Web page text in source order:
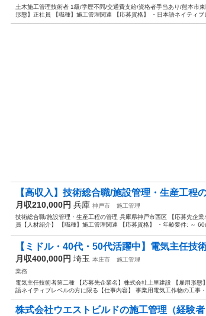
土木施工管理技術者 1級/学歴不問/交通費支給/資格者手当あり/熊本市
形態】正社員 【職種】施工管理関連 【応募資格】 ・日本語ネイティブ
【高収入】技術総合職/施設管理・生産工程
月収210,000円 兵庫 神戸市
施工管理
技術総合職/施設管理・生産工程の管理 兵庫県神戸市西区 【応募先企
員【人材紹介】 【職種】施工管理関連 【応募資格】 ・年齢要件: ～ 60
【ミドル・40代・50代活躍中】電気主任技
月収400,000円 埼玉 本庄市
施工管理
業務
電気主任技術者第二種 【応募先企業名】株式会社上里建設 【雇用形
語ネイティブレベルの方に限る【仕事内容】 事業用電気工作物の工事
株式会社ウエストビルドの施工管理（経験者